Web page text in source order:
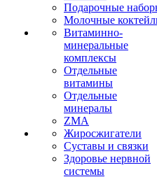
Подарочные
Молочные
Витаминно-
минеральные
комплексы
Отдельные
витамины
Отдельные
минералы
ZMA
Жиросжигатели
Суставы и связки
Здоровье нервной
системы